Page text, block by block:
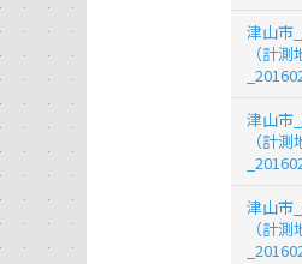
津山市
（計測
津山市
（計測
津山市
（計測